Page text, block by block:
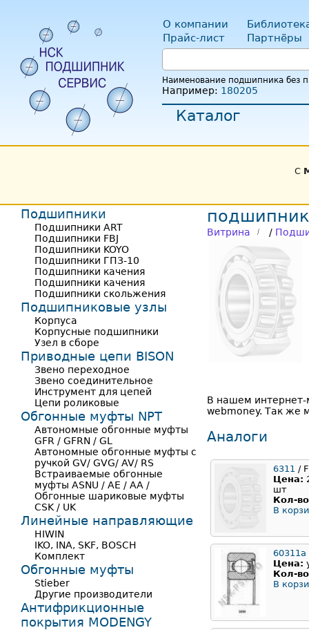
О компании
Прайс-лист
Партнёры
Наименование подшипника без
Например: 180205
Каталог
С
Витрина /
В нашем интернет-
webmoney. Так же
Аналоги
6311 /
Цена:
шт
Кол-
В
60311a
Цена:
Кол-
В
Подшипники
Подшипники ART
Подшипники FBJ
Подшипники KOYO
Подшипники ГПЗ-10
Подшипники качения
Подшипники качения
Подшипники скольжения
Подшипниковые узлы
Корпуса
Корпусные подшипники
Узел в сборе
Приводные цепи BISON
Звено переходное
Звено соединительное
Инструмент для цепей
Цепи роликовые
Обгонные муфты NPT
Автономные обгонные муфты
GFR / GFRN / GL
Автономные обгонные муфты с
ручкой GV/ GVG/ AV/ RS
Встраиваемые обгонные
муфты ASNU / AE / AA /
Обгонные шариковые муфты
CSK / UK
Линейные направляющие
HIWIN
IKO, INA, SKF, BOSCH
Комплект
Обгонные муфты
Stieber
Другие производители
Антифрикционные
покрытия MODENGY